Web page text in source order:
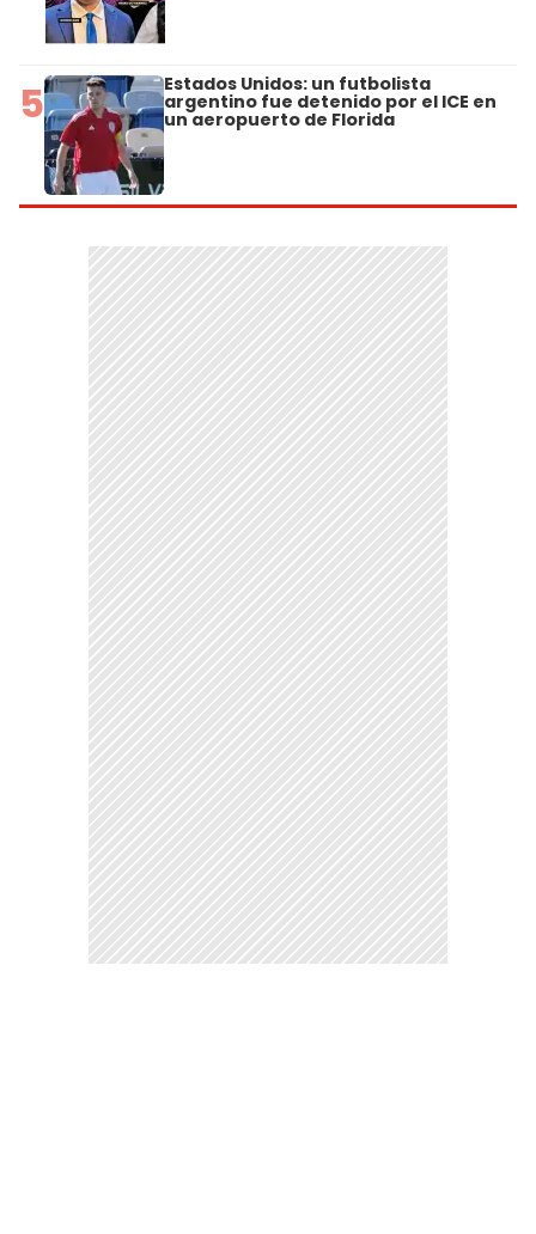
5 Estados Unidos: un futbolista
argentino fue detenido por el ICE en
un aeropuerto de Florida